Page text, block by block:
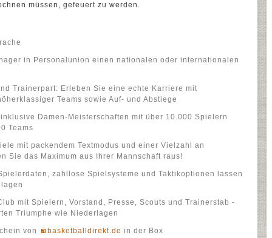
müssen, gefeuert zu werden.
in Personalunion einen nationalen oder internationalen
Trainerpart: Erleben Sie eine echte Karriere mit
Teams sowie Auf- und Abstiege
Damen-Meisterschaften mit über 10.000 Spielern
Teams
mit packendem Textmodus und einer Vielzahl an
Sie das Maximum aus Ihrer Mannschaft raus!
zahllose Spielsysteme und Taktikoptionen lassen
mit Spielern, Vorstand, Presse, Scouts und Trainerstab -
Triumphe wie Niederlagen
von basketballdirekt.de in der Box